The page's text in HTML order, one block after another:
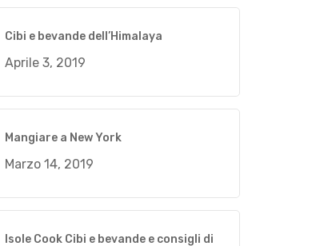
Cibi e bevande dell’Himalaya
Aprile 3, 2019
Mangiare a New York
Marzo 14, 2019
Isole Cook Cibi e bevande e consigli di